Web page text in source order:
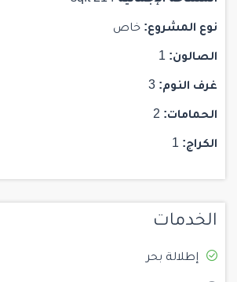
نوع المشروع: خاص
الصالون:
غرف النوم:
الحمامات:
الكراج:
الخدمات
إطلالة بحر